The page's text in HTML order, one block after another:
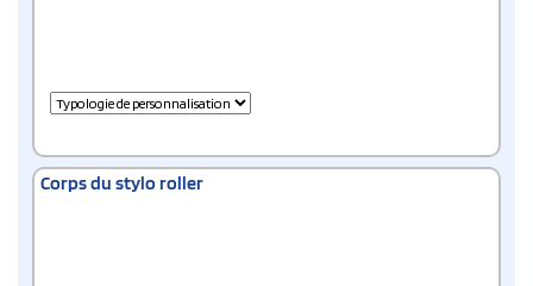
Corps du stylo roller